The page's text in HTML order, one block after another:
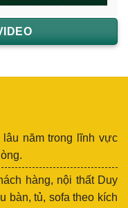
năm trong lĩnh vực
hàng, nội thất Duy
bàn, tủ, sofa theo kích